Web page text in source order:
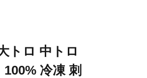
トロ 中トロ
冷凍 刺